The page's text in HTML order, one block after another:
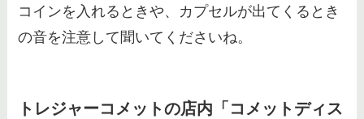
コインを入れるときや、カプセルが出てくるとき
の音を注意して聞いてくださいね。
トレジャーコメットの店内「コメットディス